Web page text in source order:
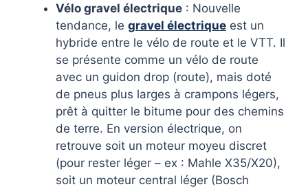
Vélo gravel électrique : Nouvelle
tendance, le gravel électrique est un
hybride entre le vélo de route et le VTT. Il
se présente comme un vélo de route
avec un guidon drop (route), mais doté
de pneus plus larges à crampons légers,
prêt à quitter le bitume pour des chemins
de terre. En version électrique, on
retrouve soit un moteur moyeu discret
(pour rester léger – ex : Mahle X35/X20),
soit un moteur central léger (Bosch